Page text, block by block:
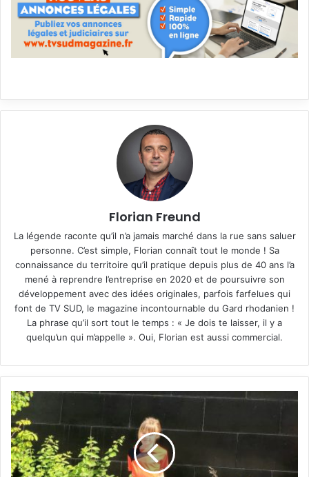
Florian Freund
La légende raconte qu’il n’a jamais marché dans la rue sans saluer
personne. C’est simple, Florian connaît tout le monde ! Sa
connaissance du territoire qu’il pratique depuis plus de 40 ans l’a
mené à reprendre l’entreprise en 2020 et de poursuivre son
développement avec des idées originales, parfois farfelues qui
font de TV SUD, le magazine incontournable du Gard rhodanien !
La phrase qu’il sort tout le temps : « Je dois te laisser, il y a
quelqu’un qui m’appelle ». Oui, Florian est aussi commercial.
Pont-
saint-
Esprit
:
Romane
qualifiée